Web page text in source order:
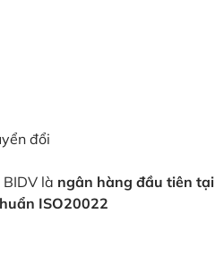
đổi
là ngân hàng đầu tiên tại
ISO20022